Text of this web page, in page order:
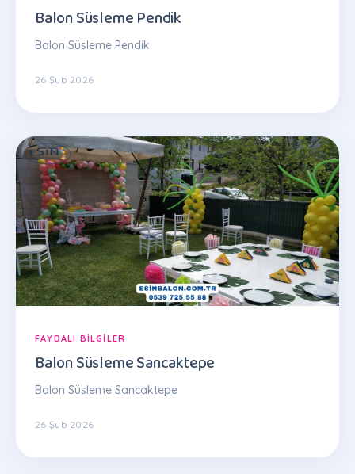
Balon Süsleme Pendik
Balon Süsleme Pendik
26 Şub 2026
FAYDALI BILGILER
Balon Süsleme Sancaktepe
Balon Süsleme Sancaktepe
26 Şub 2026